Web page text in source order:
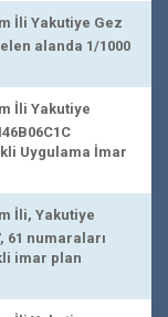
İli Yakutiye Gez
alanda 1/1000
İli Yakutiye
Uygulama İmar
İli, Yakutiye
61 numaraları
imar plan